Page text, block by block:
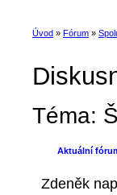
Úvod » Fórum »
Téma:
Aktuální
Zdeněk